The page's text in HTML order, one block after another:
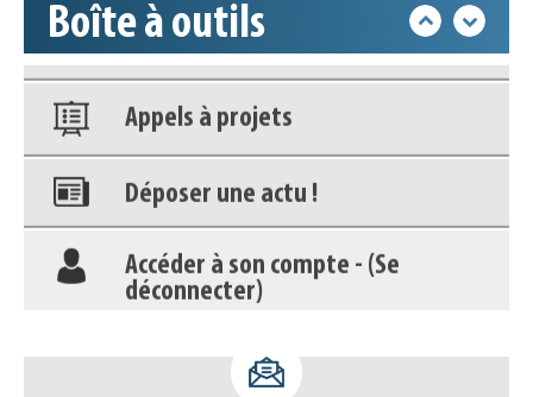
Boîte à outils
Nos veilles Scoop.it
Appels à projets
Déposer une actu !
Accéder à son compte - (Se
déconnecter)